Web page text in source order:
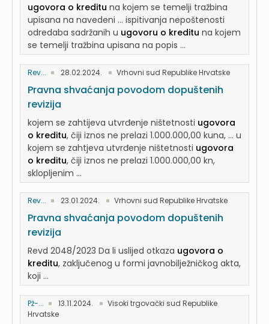
ugovora o kreditu na kojem se temelji tražbina
upisana na navedeni ... ispitivanja nepoštenosti
odredaba sadržanih u ugovoru o kreditu na kojem
se temelji tražbina upisana na popis ...
Rev... 28.02.2024. Vrhovni sud Republike Hrvatske
Pravna shvaćanja povodom dopuštenih
revizija
kojem se zahtijeva utvrđenje ništetnosti ugovora
o kreditu, čiji iznos ne prelazi 1.000.000,00 kuna, ... u
kojem se zahtjeva utvrđenje ništetnosti ugovora
o kreditu, čiji iznos ne prelazi 1.000.000,00 kn,
sklopljenim ...
Rev... 23.01.2024. Vrhovni sud Republike Hrvatske
Pravna shvaćanja povodom dopuštenih
revizija
Revd 2048/2023 Da li uslijed otkaza ugovora o
kreditu, zaključenog u formi javnobilježničkog akta,
koji ...
Pž-... 13.11.2024.
Visoki trgovački sud Republike
Hrvatske